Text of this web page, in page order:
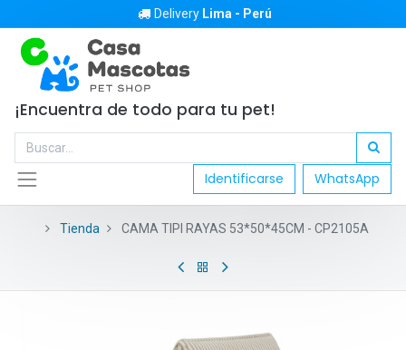
Delivery Lima - Perú
¡Encuentra de todo para tu pet!
Identificarse WhatsApp
Tienda CAMA TIPI RAYAS 53*50*45CM - CP2105A